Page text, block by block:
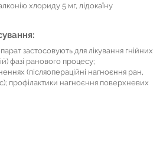
хлориду 5 мг, лідокаїну
застосовують для лікування гнійних
фазі ранового процесу;
(післяопераційні нагноєння ран,
профілактики нагноєння поверхневих